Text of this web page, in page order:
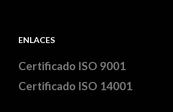
ENLACES
Certificado ISO 9001
Certificado ISO 14001